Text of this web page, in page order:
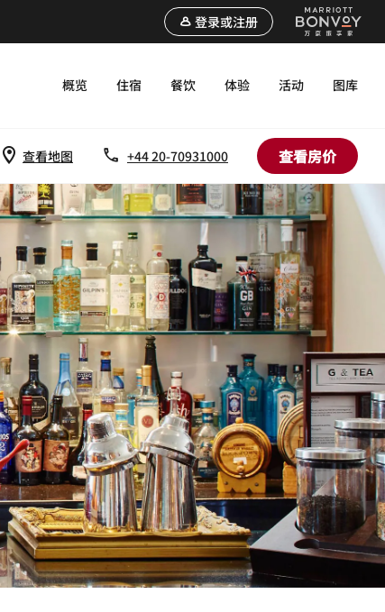
登录或注册
概览 住宿 餐饮 体验 活动 图库
查看地图 +44 20-70931000 查看房价